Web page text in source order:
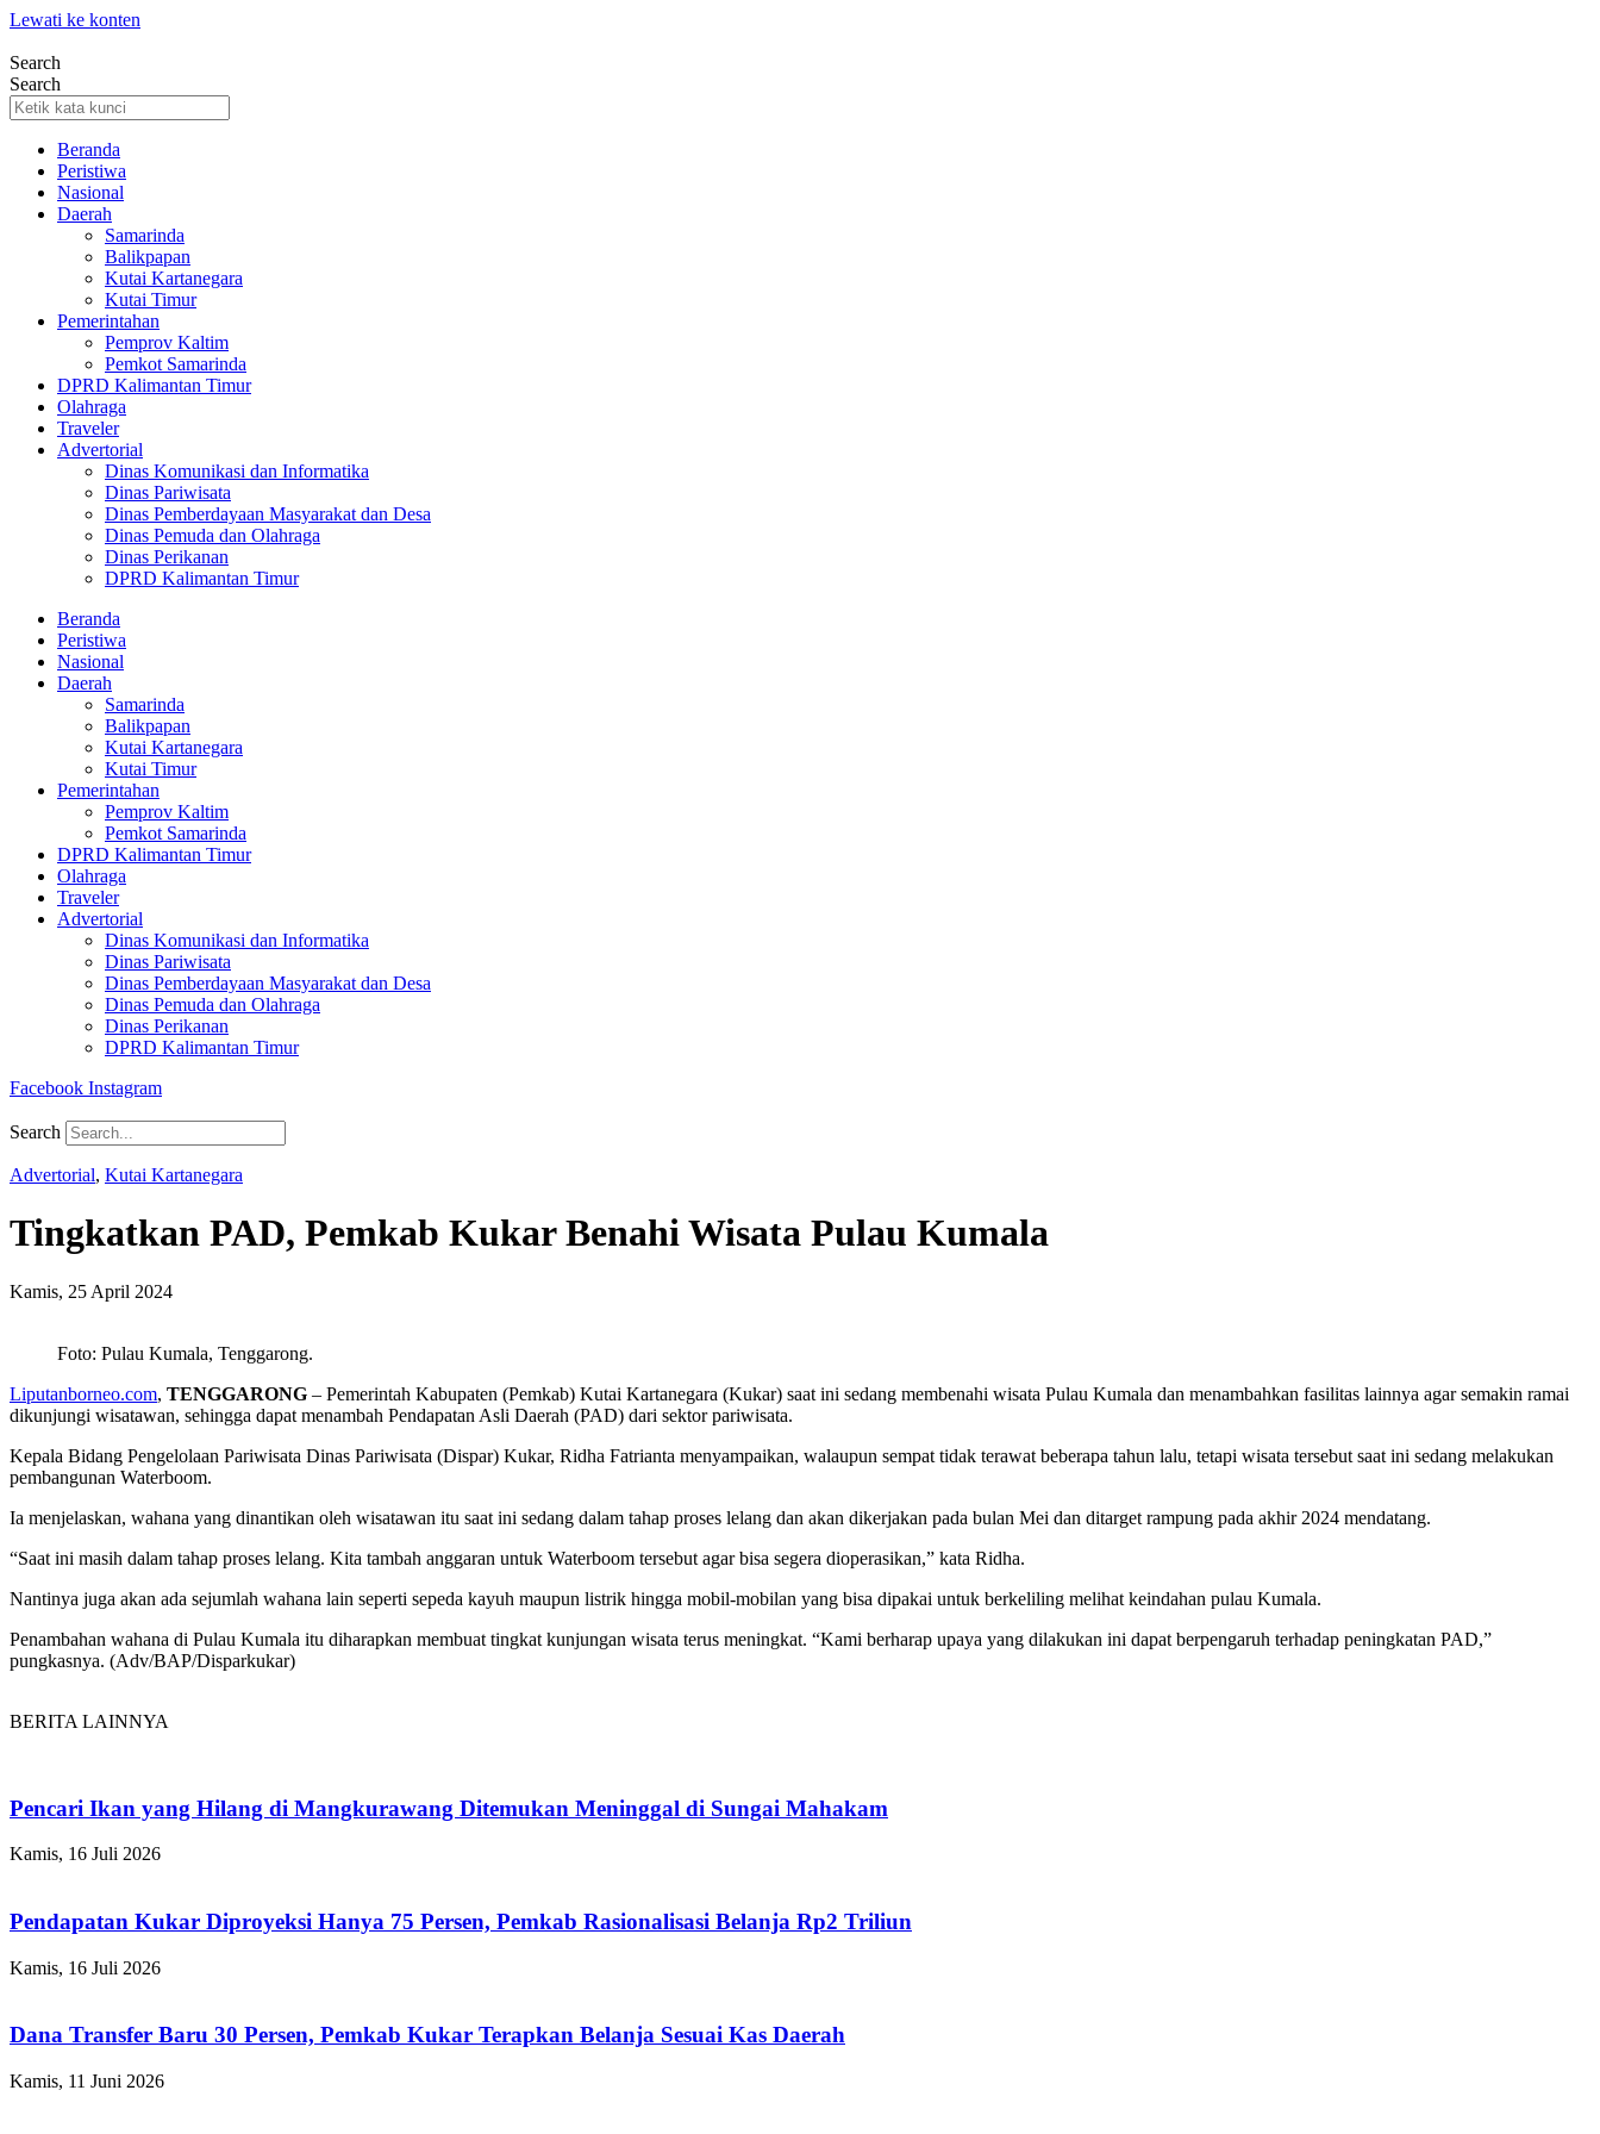
Lewati ke konten
Search
Search
Beranda
Peristiwa
Nasional
Daerah
Samarinda
Balikpapan
Kutai Kartanegara
Kutai Timur
Pemerintahan
Pemprov Kaltim
Pemkot Samarinda
DPRD Kalimantan Timur
Olahraga
Traveler
Advertorial
Dinas Komunikasi dan Informatika
Dinas Pariwisata
Dinas Pemberdayaan Masyarakat dan Desa
Dinas Pemuda dan Olahraga
Dinas Perikanan
DPRD Kalimantan Timur
Beranda
Peristiwa
Nasional
Daerah
Samarinda
Balikpapan
Kutai Kartanegara
Kutai Timur
Pemerintahan
Pemprov Kaltim
Pemkot Samarinda
DPRD Kalimantan Timur
Olahraga
Traveler
Advertorial
Dinas Komunikasi dan Informatika
Dinas Pariwisata
Dinas Pemberdayaan Masyarakat dan Desa
Dinas Pemuda dan Olahraga
Dinas Perikanan
DPRD Kalimantan Timur
Facebook Instagram
Search
Advertorial, Kutai Kartanegara
Tingkatkan PAD, Pemkab Kukar Benahi Wisata Pulau Kumala
Kamis, 25 April 2024
Foto: Pulau Kumala, Tenggarong.
Liputanborneo.com, TENGGARONG – Pemerintah Kabupaten (Pemkab) Kutai Kartanegara (Kukar) saat ini sedang membenahi wisata Pulau Kumala dan menambahkan fasilitas lainnya agar semakin ramai
dikunjungi wisatawan, sehingga dapat menambah Pendapatan Asli Daerah (PAD) dari sektor pariwisata.
Kepala Bidang Pengelolaan Pariwisata Dinas Pariwisata (Dispar) Kukar, Ridha Fatrianta menyampaikan, walaupun sempat tidak terawat beberapa tahun lalu, tetapi wisata tersebut saat ini sedang melakukan
pembangunan Waterboom.
Ia menjelaskan, wahana yang dinantikan oleh wisatawan itu saat ini sedang dalam tahap proses lelang dan akan dikerjakan pada bulan Mei dan ditarget rampung pada akhir 2024 mendatang.
“Saat ini masih dalam tahap proses lelang. Kita tambah anggaran untuk Waterboom tersebut agar bisa segera dioperasikan,” kata Ridha.
Nantinya juga akan ada sejumlah wahana lain seperti sepeda kayuh maupun listrik hingga mobil-mobilan yang bisa dipakai untuk berkeliling melihat keindahan pulau Kumala.
Penambahan wahana di Pulau Kumala itu diharapkan membuat tingkat kunjungan wisata terus meningkat. “Kami berharap upaya yang dilakukan ini dapat berpengaruh terhadap peningkatan PAD,”
pungkasnya. (Adv/BAP/Disparkukar)
BERITA LAINNYA
Pencari Ikan yang Hilang di Mangkurawang Ditemukan Meninggal di Sungai Mahakam
Kamis, 16 Juli 2026
Pendapatan Kukar Diproyeksi Hanya 75 Persen, Pemkab Rasionalisasi Belanja Rp2 Triliun
Kamis, 16 Juli 2026
Dana Transfer Baru 30 Persen, Pemkab Kukar Terapkan Belanja Sesuai Kas Daerah
Kamis, 11 Juni 2026